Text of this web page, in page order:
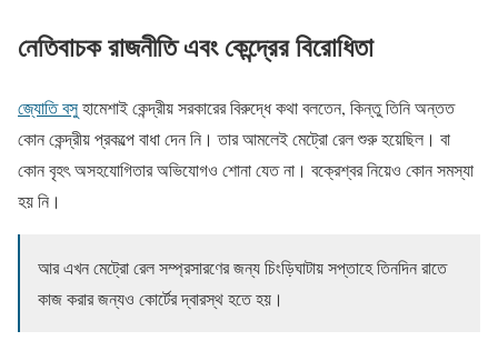
নেতিবাচক রাজনীতি এবং কেন্দ্রের বিরোধিতা
জ্যোতি বসুহামেশাই কেন্দ্রীয় সরকারের বিরুদ্ধে কথা বলতেন, কিন্তু তিনি অন্তত
কোন কেন্দ্রীয় প্রকল্পে বাধা দেন নি। তার আমলেই মেট্রো রেল শুরু হয়েছিল। বা
কোন বৃহৎ অসহযোগিতার অভিযোগও শোনা যেত না। বক্রেশ্বর নিয়েও কোন সমস্যা
হয় নি।
আর এখন মেট্রো রেল সম্প্রসারণের জন্য চিংড়িঘাটায় সপ্তাহে তিনদিন রাতে
কাজ করার জন্যও কোর্টের দ্বারস্থ হতে হয়।